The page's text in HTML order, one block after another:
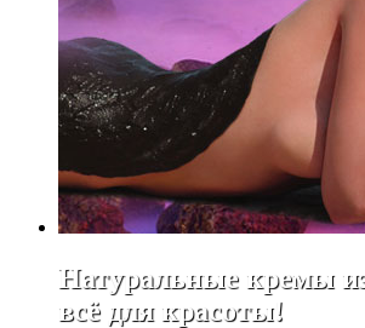
Натуральные кремы
всё для красоты!